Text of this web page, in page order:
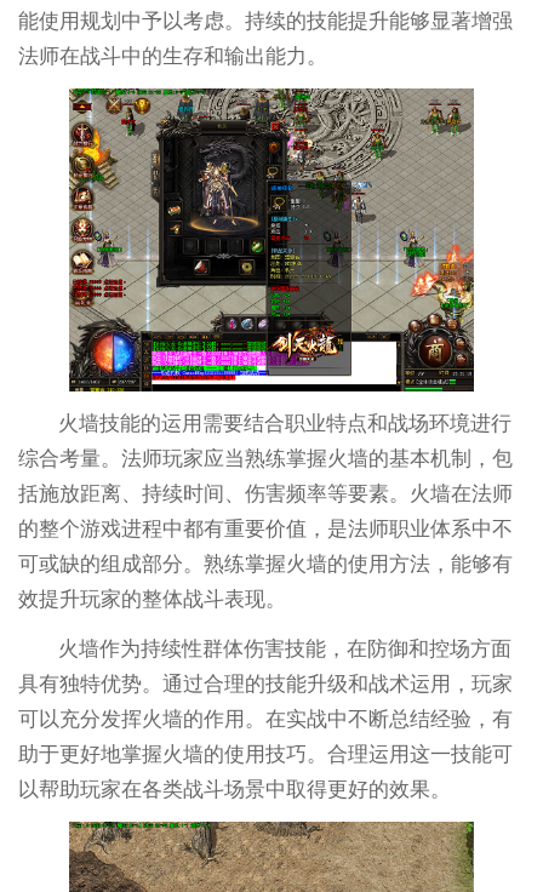
能使用规划中予以考虑。持续的技能提升能够显著增强
法师在战斗中的生存和输出能力。
火墙技能的运用需要结合职业特点和战场环境进行
综合考量。法师玩家应当熟练掌握火墙的基本机制，包
括施放距离、持续时间、伤害频率等要素。火墙在法师
的整个游戏进程中都有重要价值，是法师职业体系中不
可或缺的组成部分。熟练掌握火墙的使用方法，能够有
效提升玩家的整体战斗表现。
火墙作为持续性群体伤害技能，在防御和控场方面
具有独特优势。通过合理的技能升级和战术运用，玩家
可以充分发挥火墙的作用。在实战中不断总结经验，有
助于更好地掌握火墙的使用技巧。合理运用这一技能可
以帮助玩家在各类战斗场景中取得更好的效果。